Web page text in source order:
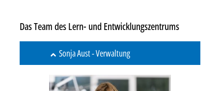
Das Team des Lern- und Entwicklungszentrums
Sonja Aust - Verwaltung